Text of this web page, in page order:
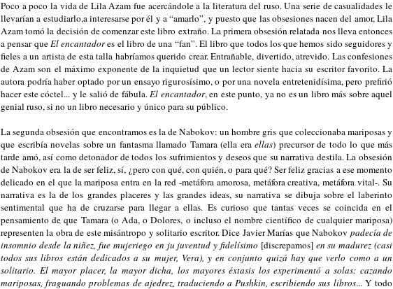
Poco a poco la vida de Lila Azam fue acercándole a la literatura del ruso. Una serie de casualidades le
llevarían a estudiarlo,a interesarse por él y a “amarlo”, y puesto que las obsesiones nacen del amor, Lila
Azam tomó la decisión de comenzar este libro extraño. La primera obsesión relatada nos lleva entonces
a pensar queEl encantadores el libro de una “fan”. El libro que todos los que hemos sido seguidores y
fieles a un artista de esta talla habríamos querido crear. Entrañable, divertido, atrevido. Las confesiones
de Azam son el máximo exponente de la inquietud que un lector siente hacia su escritor favorito. La
autora podría haber optado por un ensayo rigurosísimo, o por una novela entretenidísima, pero prefirió
hacer este cóctel... y le salió de fábula.El encantador, en este punto, ya no es un libro más sobre aquel
genial ruso, si no un libro necesario y único para su público.
La segunda obsesión que encontramos es la de Nabokov: un hombre gris que coleccionaba mariposas y
que escribía novelas sobre un fantasma llamado Tamara (ella era ellas) precursor de todo lo que más
tarde amó, así como detonador de todos los sufrimientos y deseos que su narrativa destila. La obsesión
de Nabokov era la de ser feliz, sí, ¿pero con qué, con quién, o para qué? Ser feliz gracias a ese momento
delicado en el que la mariposa entra en la red -metáfora amorosa, metáfora creativa, metáfora vital-. Su
narrativa es la de los grandes placeres y las grandes ideas, su narrativa se dibuja sobre el laberinto
sentimental que ha de cruzarse para llegar a ellas. Es curioso que tantas veces se coincida en el
pensamiento de que Tamara (o Ada, o Dolores, o incluso el nombre científico de cualquier mariposa)
representen la obra de este misántropo y solitario escritor. Dice Javier Marías que Nabokov padecía de
insomnio desde la niñez, fue mujeriego en ju juventud y fidelísimo [discrepamos] en su madurez (casi
todos sus libros están dedicados a su mujer, Vera), y en conjunto quizá hay que verlo como a un
solitario. El mayor placer, la mayor dicha, los mayores éxtasis los experimentó a solas: cazando
mariposas, fraguando problemas de ajedrez, traduciendo a Pushkin, escribiendo sus libros... Y todo